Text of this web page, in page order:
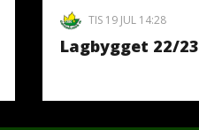
TIS 19 JUL 14:28
Lagbygget 22/23